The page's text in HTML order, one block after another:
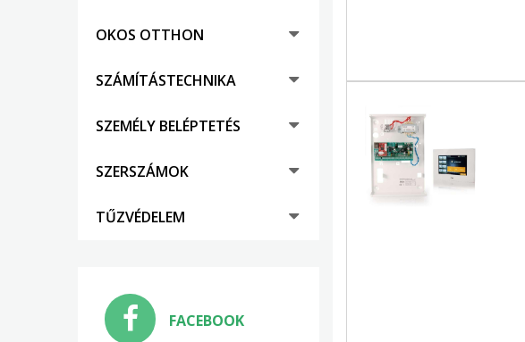
OKOS OTTHON
SZÁMÍTÁSTECHNIKA
SZEMÉLY BELÉPTETÉS
SZERSZÁMOK
TŰZVÉDELEM
FACEBOOK